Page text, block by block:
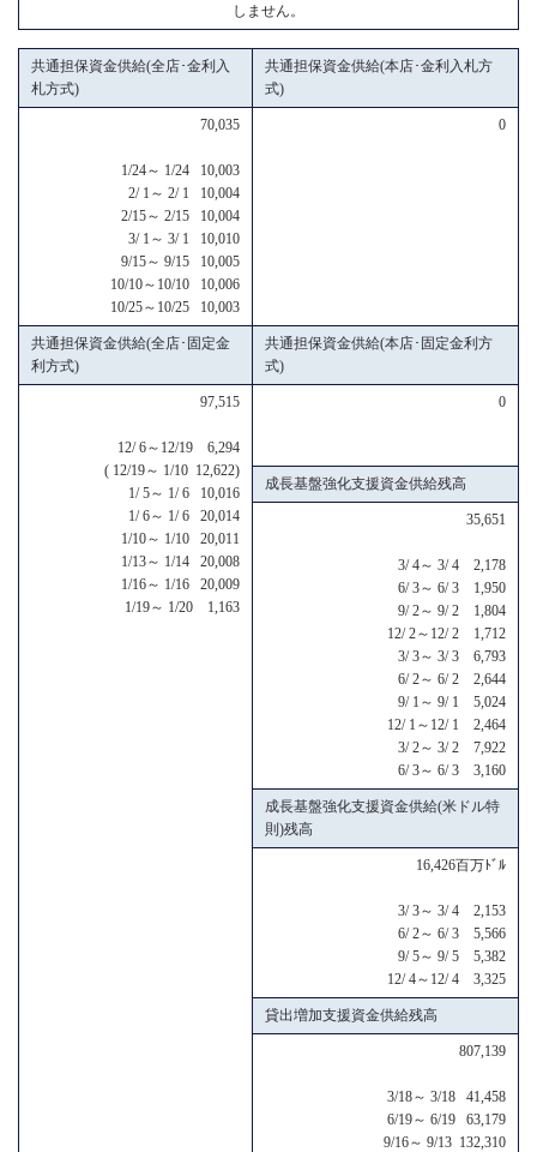
しません。
共通担保資金供給(全店･金利入
札方式)
共通担保資金供給(本店･金利入札方
式)
70,035
1/24～ 1/24 10,003
2/ 1～ 2/ 1 10,004
2/15～ 2/15 10,004
3/ 1～ 3/ 1 10,010
9/15～ 9/15 10,005
10/10～10/10 10,006
10/25～10/25 10,003
0
共通担保資金供給(全店･固定金
利方式)
共通担保資金供給(本店･固定金利方
式)
97,515
12/ 6～12/19 6,294
( 12/19～ 1/10 12,622)
1/ 5～ 1/ 6 10,016
1/ 6～ 1/ 6 20,014
1/10～ 1/10 20,011
1/13～ 1/14 20,008
1/16～ 1/16 20,009
1/19～ 1/20 1,163
0
成長基盤強化支援資金供給残高
35,651
3/ 4～ 3/ 4 2,178
6/ 3～ 6/ 3 1,950
9/ 2～ 9/ 2 1,804
12/ 2～12/ 2 1,712
3/ 3～ 3/ 3 6,793
6/ 2～ 6/ 2 2,644
9/ 1～ 9/ 1 5,024
12/ 1～12/ 1 2,464
3/ 2～ 3/ 2 7,922
6/ 3～ 6/ 3 3,160
成長基盤強化支援資金供給(米ドル特
則)残高
16,426百万ﾄﾞﾙ
3/ 3～ 3/ 4 2,153
6/ 2～ 6/ 3 5,566
9/ 5～ 9/ 5 5,382
12/ 4～12/ 4 3,325
貸出増加支援資金供給残高
807,139
3/18～ 3/18 41,458
6/19～ 6/19 63,179
9/16～ 9/13 132,310